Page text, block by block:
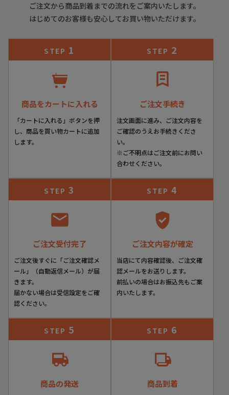
紫がかったグレーに見える。このグレーも、遠目には暗めの
濃いグレーに、近くでじっくり見るとムラ感の美しい淡いグ
色味。これぞマグナーニならではの、魅力ある色味です。
靴底はレザーとラバーを組み合わせたコンビネーションソー
ルをカスタマイズ。
ーソールの“グリップ力”と“耐摩耗性”。それぞれの長所を
活かしたソールです。
土踏まず部分の底材を両サイドより巻き上げたダブルオパン
アーチサポート効果があり、ボロネーゼ製法と相まってまる
で足を包み込まれるような履き心地。
高める逸品です。
当店でしかお求めいただけないクインクラシコ別注モデル。
レクトした逸品の数々。
特にクインクラシコ別注モデルはその仕上がりの美しさに定
評があり、古くより当店一番人気のブランドです。
その人気の秘密は3つ。
まずその見た目の美しさ。
いずれのモデルも、まるで芸術品のような美しい仕上がり。
靴店の多い神戸の街中でも通りすがりに足を止める方が非常
に多いブランドでもあります。
次に、その素材と仕上げのクオリティの確かさ。
ご注文から商品到着までの流れをご案内いたします。
はじめてのお客様も安心してお買い物いただけます。
STEP 1
商品をカートに入れる
「カートに入れる」ボタンを押
し、商品を買い物カートに追加
します。
STEP 2
ご注文手続き
注文画面に進み、ご注文内容を
ご確認のうえお手続きくださ
い。
※ご不明点はご注文前にお問い
合わせください。
STEP 3
ご注文受付完了
ご注文後すぐに「ご注文確認メ
ール」（自動返信メール）が届
きます。
届かない場合は受信設定をご確
認ください。
STEP 4
ご注文内容が確定
当店にて内容確認後、ご注文確
認メールをお送りします。
前払いの場合はお振込先もご案
内いたします。
STEP 5
商品の発送
STEP 6
商品到着